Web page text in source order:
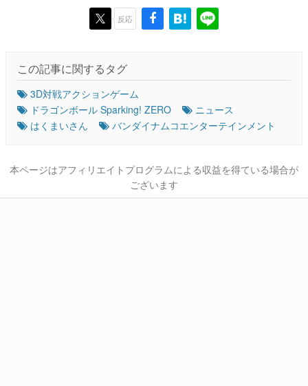
反応
この記事に関するタグ
3D対戦アクションゲーム
ドラゴンボール Sparking! ZERO
ニュース
はくまいさん
バンダイナムコエンターテインメント
本ページはアフィリエイトプログラムによる収益を得ている場合が
ございます